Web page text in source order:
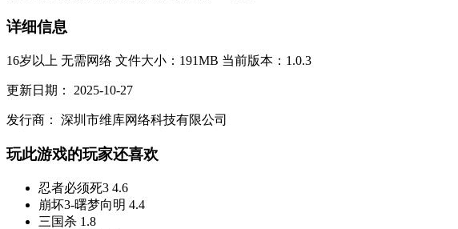
详细信息
16岁以上 无需网络 文件大小：191MB 当前版本：1.0.3
更新日期： 2025-10-27
发行商： 深圳市维库网络科技有限公司
玩此游戏的玩家还喜欢
忍者必须死3 4.6
崩坏3-曙梦向明 4.4
三国杀 1.8